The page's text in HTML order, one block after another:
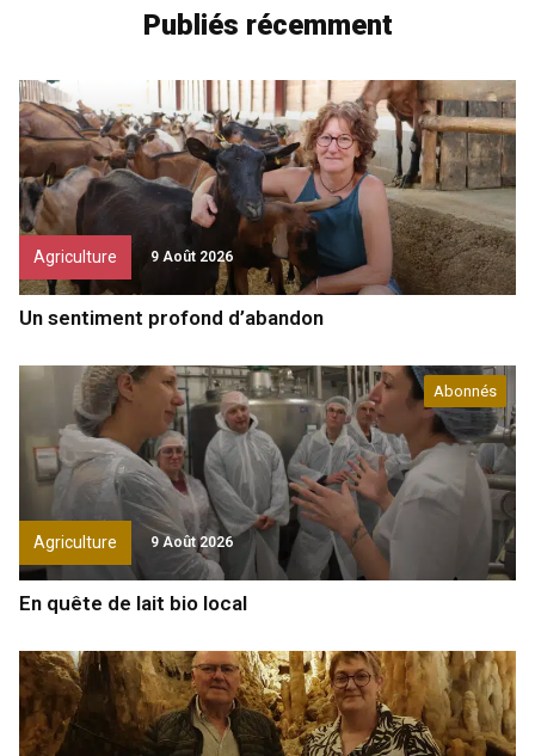
Publiés récemment
Agriculture 9 Août 2026
Un sentiment profond d’abandon
Agriculture
Abonnés
9 Août 2026
En quête de lait bio local